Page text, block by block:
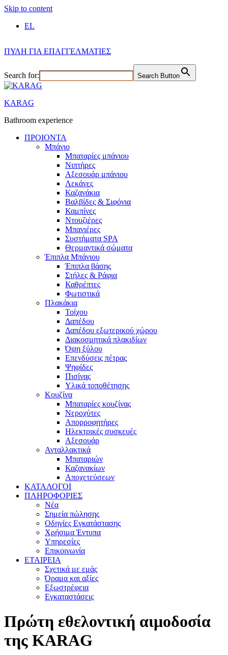
Skip to content
EL
ΠΥΛΗ ΓΙΑ ΕΠΑΓΓΕΛΜΑΤΙΕΣ
Search for: Search Button
KARAG
Bathroom experience
ΠΡΟΙΟΝΤΑ
Μπάνιο
Μπαταρίες μπάνιου
Νιπτήρες
Αξεσουάρ μπάνιου
Λεκάνες
Καζανάκια
Βαλβίδες & Σιφόνια
Καμπίνες
Ντουζιέρες
Μπανιέρες
Συστήματα SPA
Θερμαντικά σώματα
Έπιπλα Μπάνιου
Έπιπλα βάσης
Στήλες & Ράφια
Καθρέπτες
Φωτιστικά
Πλακάκια
Τοίχου
Δαπέδου
Δαπέδου εξωτερικού χώρου
Διακοσμητικά πλακιδίων
Όψη ξύλου
Επενδύσεις πέτρας
Ψηφίδες
Πισίνας
Υλικά τοποθέτησης
Κουζίνα
Μπαταρίες κουζίνας
Νεροχύτες
Απορροφητήρες
Ηλεκτρικές συσκευές
Αξεσουάρ
Ανταλλακτικά
Μπαταριών
Καζανακίων
Αποχετεύσεων
ΚΑΤΑΛΟΓΟΙ
ΠΛΗΡΟΦΟΡΙΕΣ
Νέα
Σημεία πώλησης
Οδηγίες Εγκατάστασης
Χρήσιμα Έντυπα
Υπηρεσίες
Επικοινωνία
ΕΤΑΙΡΕΙΑ
Σχετικά με εμάς
Όραμα και αξίες
Εξωστρέφεια
Εγκαταστάσεις
Πρώτη​‍​‌‍​‍‌ εθελοντική αιμοδοσία
της KARAG